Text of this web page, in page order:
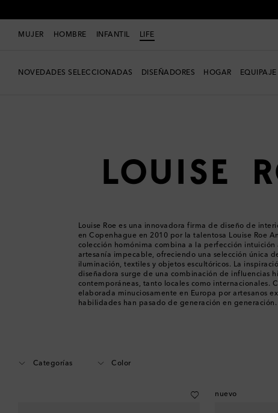
MUJER HOMBRE INFANTIL LIFE
NOVEDADES SELECCIONADAS DISEÑADORES HOGAR EQUIPAJE
Louise Roe es una innovadora firma de diseño de
en Copenhague en 2010 por la talentosa Louise Roe
colección homónima combina a la perfección intuición
artesanía impecable, ofreciendo una selección única
iluminación, textiles y objetos escultóricos. La
diseñadora surge de una combinación de influencias
contemporáneas, tanto locales como internacionales.
elaborada minuciosamente en Europa por artesanos
habilidades han pasado de generación en generación.
Categorías Color
nuevo